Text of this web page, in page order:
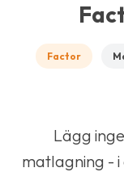
Factor
Lägg
matlagning -